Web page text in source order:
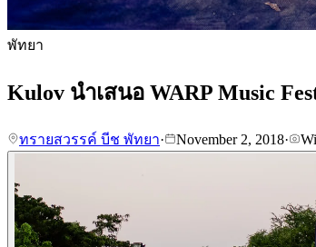
พัทยา
Kulov นำเสนอ WARP Music
ทรายสวรรค์ บีช พัทยา· November 2, 2018·